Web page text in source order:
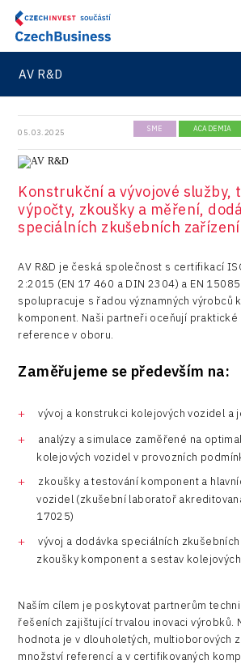
VisionCraft
Hunter Games
Kaleido
LAM-X
City
Drones
Rail
Road
Connectivity
Consulting
Data services
Devices
Infrastructure
Security
Vehicles
PPP projekty
Příhraničí
Společenská odpovědnost
Technická infrastruktura
Technické vzdělávání
Zaměstnanost
Konference Potenciál místní
Konference Potenciál místní
Představení průběžného pokroku
Pasportizace
AV R&D
05.03.2025 SME ACADEMIA
Konstrukční a vývojové služby,
výpočty, zkoušky a měření,
speciálních zkušebních
AV R&D je česká společnost s certifikací
2:2015 (EN 17 460 a DIN 2304) a EN
spolupracuje s řadou významných výrobců
komponent. Naši partneři oceňují
reference v oboru.
Zaměřujeme se především na:
vývoj a konstrukci kolejových vozidel a
analýzy a simulace zaměřené na
kolejových vozidel v provozních
zkoušky a testování komponent a
vozidel (zkušební laboratoř
17025)
vývoj a dodávka speciálních
zkoušky komponent a sestav
Naším cílem je poskytovat partnerům
řešeních zajištující trvalou inovaci výrobků.
hodnota je v dlouholetých, multioborových
množství referencí a v certifikovaných